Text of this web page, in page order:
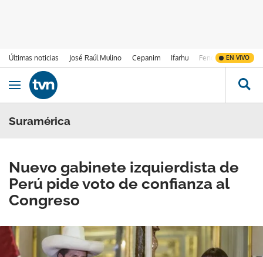
Últimas noticias José Raúl Mulino Cepanim Ifarhu Fenómeno de El
EN VIVO
Ir al contenido
Obrir navegació
Suramérica
Nuevo gabinete izquierdista de
Perú pide voto de confianza al
Congreso